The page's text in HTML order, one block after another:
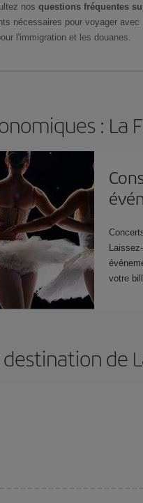
nos questions fréquentes
nécessaires pour voyager
l'immigration et les douanes.
: La
votre
de